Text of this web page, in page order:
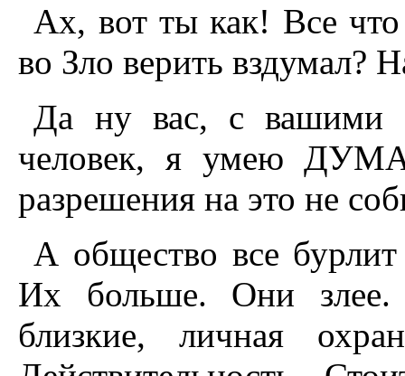
Ах, вот ты как! Все
во Зло верить вздумал?
Да ну вас, с вашими
человек, я умею
разрешения на это не
А общество все
Их больше. Они злее.
близкие, личная